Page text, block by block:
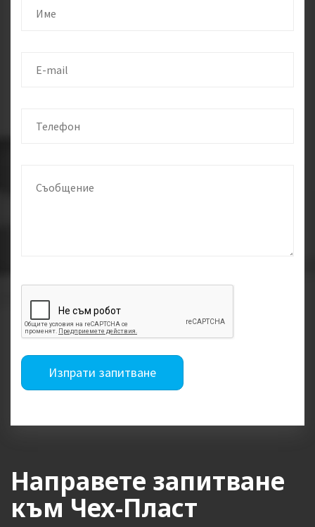
Изпрати запитване
Направете запитване
към Чех-Пласт